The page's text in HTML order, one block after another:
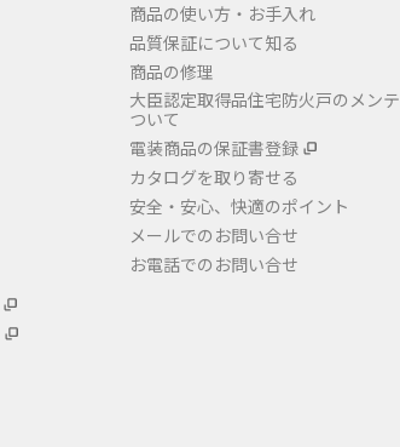
商品の使い方・お手入れ
品質保証について知る
商品の修理
大臣認定取得品住宅防火戸のメン
ついて
電装商品の保証書登録
カタログを取り寄せる
安全・安心、快適のポイント
メールでのお問い合せ
お電話でのお問い合せ